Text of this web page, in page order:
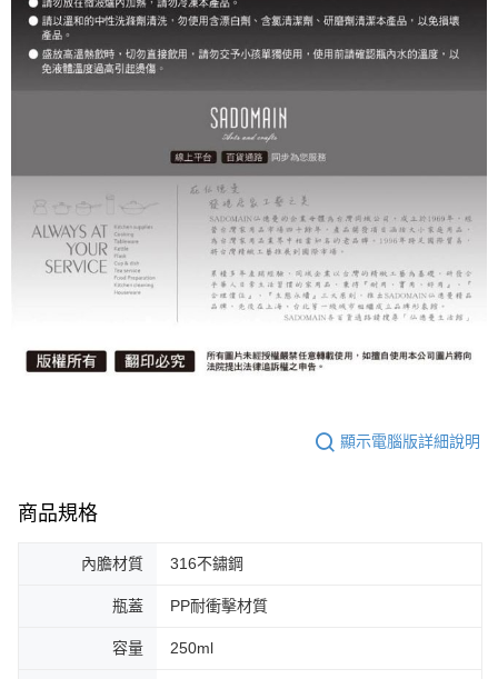
顯示電腦版詳細說明
商品規格
內膽材質 316不鏽鋼
瓶蓋 PP耐衝擊材質
容量 250ml